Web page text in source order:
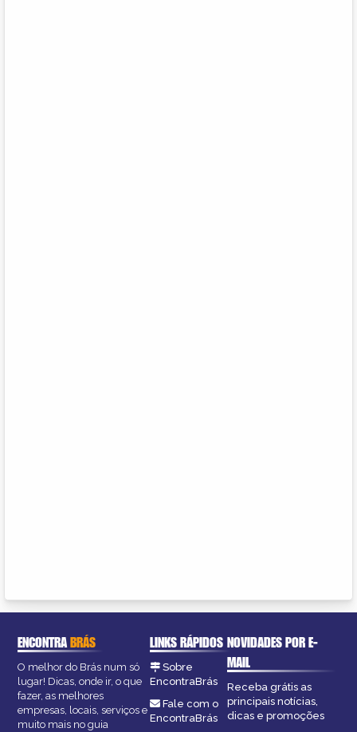
ENCONTRABRÁS
O melhor do Brás num só
lugar! Dicas, onde ir, o que
fazer, as melhores
empresas, locais, serviços e
muito mais no guia
LINKS RÁPIDOS
Sobre
EncontraBrás
Fale com o
EncontraBrás
NOVIDADES POR E-
MAIL
Receba grátis as
principais notícias,
dicas e promoções